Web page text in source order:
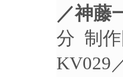
／神藤
分 制
KV029